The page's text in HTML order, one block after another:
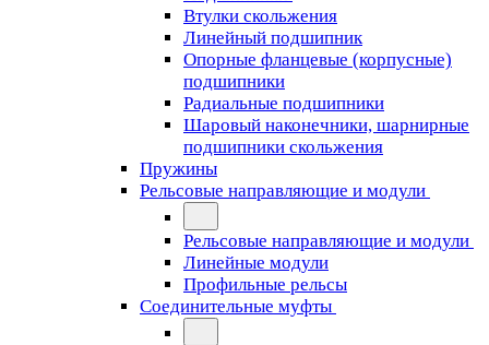
Втулки скольжения
Линейный подшипник
Опорные фланцевые (корпусные)
подшипники
Радиальные подшипники
Шаровый наконечники, шарнирные
подшипники скольжения
Пружины
Рельсовые направляющие и модули
Рельсовые направляющие и модули
Линейные модули
Профильные рельсы
Соединительные муфты